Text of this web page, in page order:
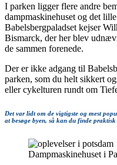
I parken ligger flere andre
dampmaskinehuset og det
Babelsbergpaladset kejser
Bismarck, der her blev
de sammen forenede.
Der er ikke adgang til
parken, som du helt sikkert
eller cykelturen rundt om
Det var lidt om de vigtigste og mest
at besøge byen, så kan du finde
Dampmaskinehuset i